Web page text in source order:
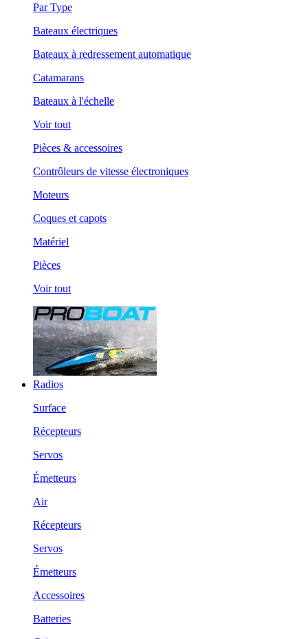
Par Type
Bateaux électriques
Bateaux à redressement automatique
Catamarans
Bateaux à l'échelle
Voir tout
Pièces & accessoires
Contrôleurs de vitesse électroniques
Moteurs
Coques et capots
Matériel
Pièces
Voir tout
Radios
Surface
Récepteurs
Servos
Émetteurs
Air
Récepteurs
Servos
Émetteurs
Accessoires
Batteries